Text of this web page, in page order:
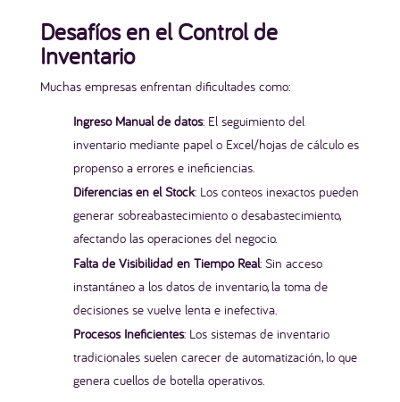
Desafíos en el Control de
Inventario
Muchas empresas enfrentan dificultades como:
Ingreso Manual de datos: El seguimiento del
inventario mediante papel o Excel/hojas de cálculo es
propenso a errores e ineficiencias.
Diferencias en el Stock: Los conteos inexactos pueden
generar sobreabastecimiento o desabastecimiento,
afectando las operaciones del negocio.
Falta de Visibilidad en Tiempo Real: Sin acceso
instantáneo a los datos de inventario, la toma de
decisiones se vuelve lenta e inefectiva.
Procesos Ineficientes: Los sistemas de inventario
tradicionales suelen carecer de automatización, lo que
genera cuellos de botella operativos.